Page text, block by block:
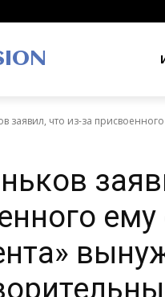
заявил, что из-за
ему